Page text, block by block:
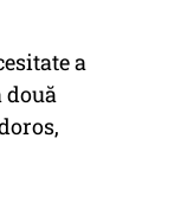
a
două